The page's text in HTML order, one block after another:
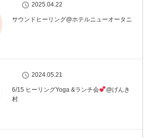
2025.04.22
サウンドヒーリング@ホテルニューオータニ
2024.05.21
6/15 ヒーリングYoga &ランチ会
@げんき
村